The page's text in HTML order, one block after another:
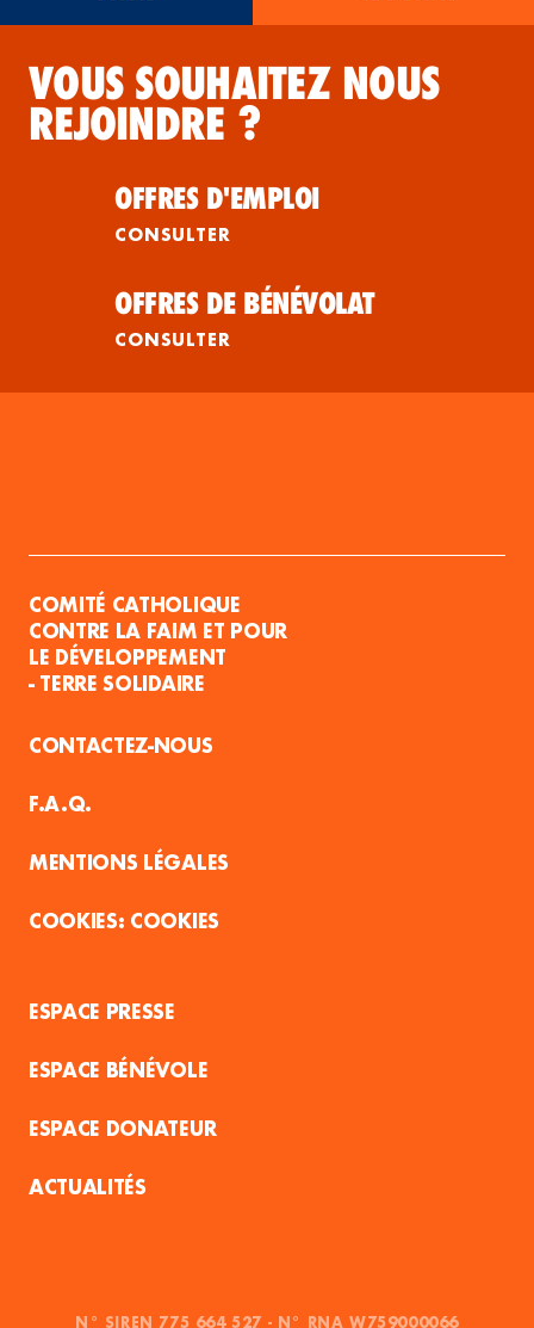
VOUS SOUHAITEZ NOUS
REJOINDRE ?
OFFRES D'EMPLOI
CONSULTER
OFFRES DE BÉNÉVOLAT
CONSULTER
COMITÉ CATHOLIQUE
CONTRE LA FAIM ET POUR
LE DÉVELOPPEMENT
- TERRE SOLIDAIRE
CONTACTEZ-NOUS
F.A.Q.
MENTIONS LÉGALES
COOKIES
ESPACE PRESSE
ESPACE BÉNÉVOLE
ESPACE DONATEUR
ACTUALITÉS
N° SIREN 775 664 527 - N° RNA W759000066